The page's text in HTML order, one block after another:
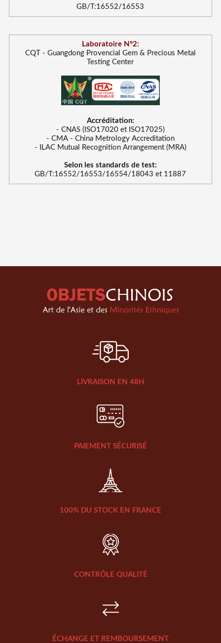
GB/T:16552/16553
Laboratoire N°2:
CQT - Guangdong Provencial Gem & Precious Metal
Testing Center
Accréditation:
- CNAS (ISO17020 et ISO17025)
- CMA - China Metrology Accreditation
- ILAC Mutual Recognition Arrangement (MRA)
Selon les standards de test:
GB/T:16552/16553/16554/18043 et 11887
LIVRAISON EN 48H
PAIEMENT SÉCURISÉ
100% DU STOCK EN FRANCE
CONTRÔLE QUALITÉ
ÉCHANGE ET REMBOURSEMENT